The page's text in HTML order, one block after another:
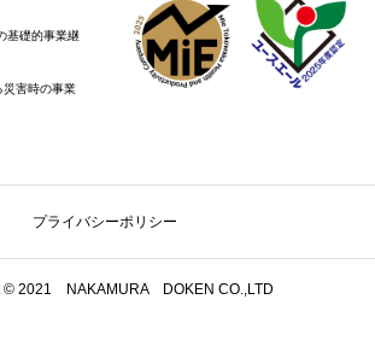
基礎的事業継
災害時の事業
プライバシーポリシー
© 2021 NAKAMURA DOKEN CO.,LTD